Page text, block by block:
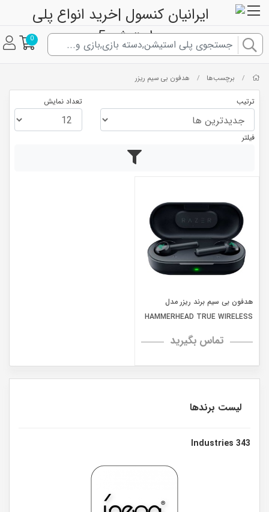
0
/ برچسب‌ها / هدفون بی سیم ریزر
ترتیب تعداد نمایش
فیلتر
هدفون بی سیم برند ریزر مدل
HAMMERHEAD TRUE WIRELESS
تماس بگیرید
لیست برندها
343 Industries